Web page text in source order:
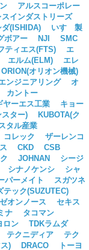
アルスコーポレー
スインダストリーズ
ダ(ISHIDA)
いすゞ製
ボアー NJI
SMC
ティエス(FTS)
エ
エルム(ELM)
エレ
ORION(オリオン機械)
ンジニアリング
オ
カントー
ヤーエス工業
キョー
スター)
KUBOTA(ク
タル産業
コレック
ザーレンコ
CKD
CSB
JOHNAN
シージ
シナノケンシ
シャ
パーメイト
スガツネ
テック(SUZUTEC)
ゼオンノース
セキス
ナ
タコマン
ロン
TDKラムダ
テクニディア
テク
) DRACO トーヨ